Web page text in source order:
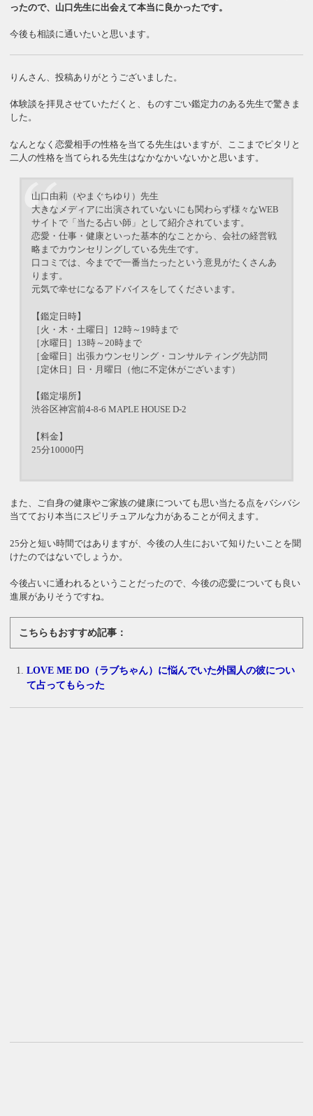
ったので、山口先生に出会えて本当に良かったです。
今後も相談に通いたいと思います。
りんさん、投稿ありがとうございました。
体験談を拝見させていただくと、ものすごい鑑定力のある先生で驚きま
した。
なんとなく恋愛相手の性格を当てる先生はいますが、ここまでピタリと
二人の性格を当てられる先生はなかなかいないかと思います。
山口由莉（やまぐちゆり）先生
大きなメディアに出演されていないにも関わらず様々なWEB
サイトで「当たる占い師」として紹介されています。
恋愛・仕事・健康といった基本的なことから、会社の経営戦
略までカウンセリングしている先生です。
口コミでは、今までで一番当たったという意見がたくさんあ
ります。
元気で幸せになるアドバイスをしてくださいます。
【鑑定日時】
［火・木・土曜日］12時～19時まで
［水曜日］13時～20時まで
［金曜日］出張カウンセリング・コンサルティング先訪問
［定休日］日・月曜日（他に不定休がございます）
【鑑定場所】
渋谷区神宮前4-8-6 MAPLE HOUSE D-2
【料金】
25分10000円
また、ご自身の健康やご家族の健康についても思い当たる点をバシバシ
当てており本当にスピリチュアルな力があることが伺えます。
25分と短い時間ではありますが、今後の人生において知りたいことを聞
けたのではないでしょうか。
今後占いに通われるということだったので、今後の恋愛についても良い
進展がありそうですね。
こちらもおすすめ記事：
LOVE ME DO（ラブちゃん）に悩んでいた外国人の彼につい
て占ってもらった